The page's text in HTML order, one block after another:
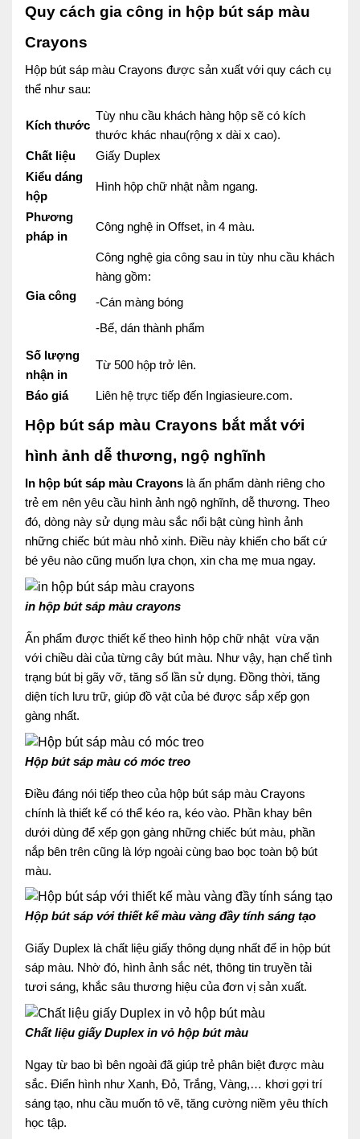
Quy cách gia công in hộp bút sáp màu
Crayons
Hộp bút sáp màu Crayons được sản xuất với quy cách cụ
thể như sau:
Kích thước
Tùy nhu cầu khách hàng hộp sẽ có kích
thước khác nhau(rộng x dài x cao).
Chất liệu
Giấy Duplex
Kiểu dáng
hộp
Hình hộp chữ nhật nằm ngang.
Phương
pháp in
Công nghệ in Offset, in 4 màu.
Gia công
Công nghệ gia công sau in tùy nhu cầu khách
hàng gồm:
-Cán màng bóng
-Bế, dán thành phẩm
Số lượng
nhận in
Từ 500 hộp trở lên.
Báo giá Liên hệ trực tiếp đến Ingiasieure.com.
Hộp bút sáp màu Crayons bắt mắt với
hình ảnh dễ thương, ngộ nghĩnh
In hộp bút sáp màu Crayons là ấn phẩm dành riêng cho
trẻ em nên yêu cầu hình ảnh ngộ nghĩnh, dễ thương. Theo
đó, dòng này sử dụng màu sắc nổi bật cùng hình ảnh
những chiếc bút màu nhỏ xinh. Điều này khiến cho bất cứ
bé yêu nào cũng muốn lựa chọn, xin cha mẹ mua ngay.
in hộp bút sáp màu crayons
Ấn phẩm được thiết kế theo hình hộp chữ nhật vừa vặn
với chiều dài của từng cây bút màu. Như vậy, hạn chế tình
trạng bút bị gãy vỡ, tăng số lần sử dụng. Đồng thời, tăng
diện tích lưu trữ, giúp đồ vật của bé được sắp xếp gọn
gàng nhất.
Hộp bút sáp màu có móc treo
Điều đáng nói tiếp theo của hộp bút sáp màu Crayons
chính là thiết kế có thể kéo ra, kéo vào. Phần khay bên
dưới dùng để xếp gọn gàng những chiếc bút màu, phần
nắp bên trên cũng là lớp ngoài cùng bao bọc toàn bộ bút
màu.
Hộp bút sáp với thiết kế màu vàng đầy tính sáng tạo
Giấy Duplex là chất liệu giấy thông dụng nhất để in hộp bút
sáp màu. Nhờ đó, hình ảnh sắc nét, thông tin truyền tải
tươi sáng, khắc sâu thương hiệu của đơn vị sản xuất.
Chất liệu giấy Duplex in vỏ hộp bút màu
Ngay từ bao bì bên ngoài đã giúp trẻ phân biệt được màu
sắc. Điển hình như Xanh, Đỏ, Trắng, Vàng,… khơi gợi trí
sáng tạo, nhu cầu muốn tô vẽ, tăng cường niềm yêu thích
học tập.